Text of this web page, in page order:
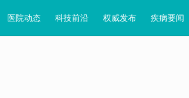
医院动态 科技前沿 权威发布 疾病要闻